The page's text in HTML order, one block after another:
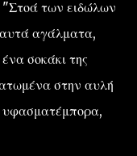
"Στοά των ειδώλων
αγάλματα,
σοκάκι της
στην αυλή
υφασματέμπορα,